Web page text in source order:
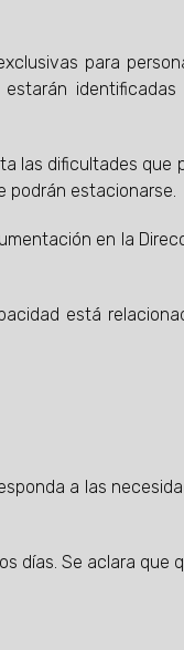
para
las dificultades que
podrán estacionarse.
en la
está
a las
días. Se aclara que